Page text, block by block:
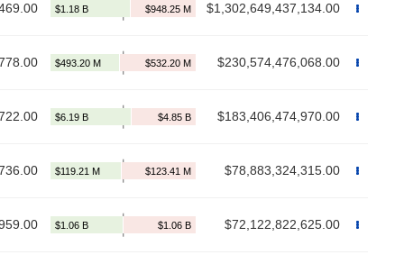
$1,302,649,437,134.00
$230,574,476,068.00
$183,406,474,970.00
$78,883,324,315.00
$72,122,822,625.00